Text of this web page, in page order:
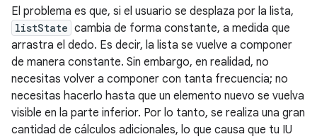
El problema es que, si el usuario se desplaza por la lista,
listState cambia de forma constante, a medida que
arrastra el dedo. Es decir, la lista se vuelve a componer
de manera constante. Sin embargo, en realidad, no
necesitas volver a componer con tanta frecuencia; no
necesitas hacerlo hasta que un elemento nuevo se vuelva
visible en la parte inferior. Por lo tanto, se realiza una gran
cantidad de cálculos adicionales, lo que causa que tu IU